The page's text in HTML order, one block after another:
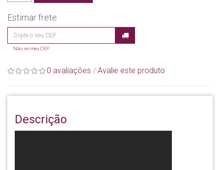
Estimar frete
Não sei meu CEP
0 avaliações / Avalie este produto
Descrição